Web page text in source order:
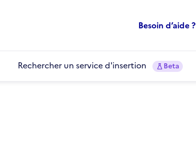
Besoin d’aide ?
Rechercher un service d'insertion Beta